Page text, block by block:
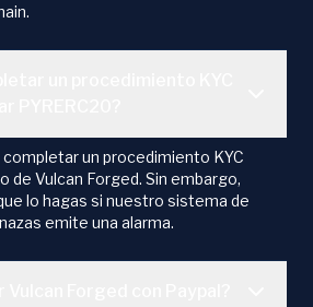
un procedimiento KYC
de Vulcan Forged. Sin embargo,
lo hagas si nuestro sistema de
emite una alarma.